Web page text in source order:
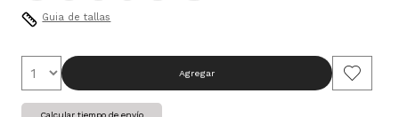
Guia de tallas
Agregar
Calcular tiempo de envío